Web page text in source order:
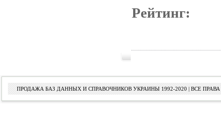
Рейтинг:
ПРОДАЖА БАЗ ДАННЫХ И СПРАВОЧНИКОВ УКРАИНЫ 1992-2020 | ВСЕ